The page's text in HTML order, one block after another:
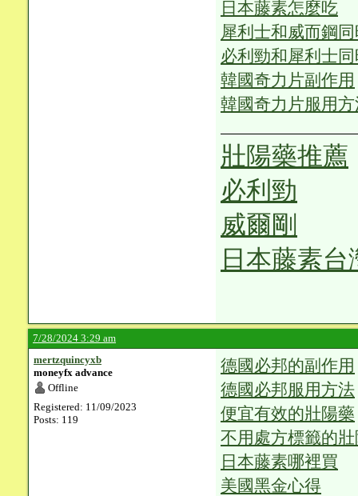
日本藤素怎麼吃
犀利士和威而鋼
必利勁和犀利士
韓國奇力片副作用
韓國奇力片服用
壯陽藥推薦
必利勁
威爾剛
日本藤素
7/28/2024 3:29 am
mertzquincyxb
moneyfx advance
Offline
Registered: 11/09/2023
Posts: 119
德國必邦的副作用
德國必邦服用方法
便宜有效的壯陽藥
不用處方標籤的
日本藤素哪裡買
美國黑金心得